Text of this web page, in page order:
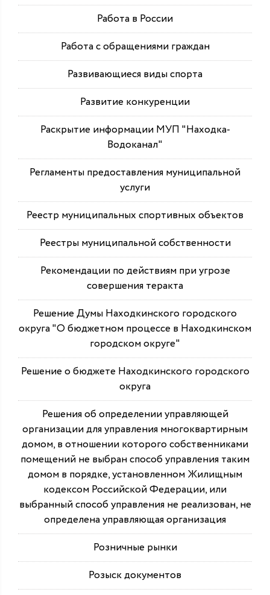
Работа в России
Работа с обращениями граждан
Развивающиеся виды спорта
Развитие конкуренции
Раскрытие информации МУП "Находка-
Водоканал"
Регламенты предоставления муниципальной
услуги
Реестр муниципальных спортивных объектов
Реестры муниципальной собственности
Рекомендации по действиям при угрозе
совершения теракта
Решение Думы Находкинского городского
округа "О бюджетном процессе в Находкинском
городском округе"
Решение о бюджете Находкинского городского
округа
Решения об определении управляющей
организации для управления многоквартирным
домом, в отношении которого собственниками
помещений не выбран способ управления таким
домом в порядке, установленном Жилищным
кодексом Российской Федерации, или
выбранный способ управления не реализован, не
определена управляющая организация
Розничные рынки
Розыск документов